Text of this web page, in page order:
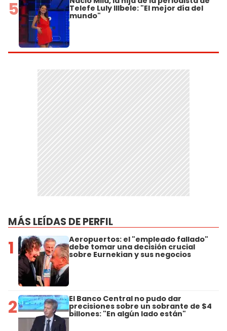
5 Telefe Luly Illbele: "El mejor día del
mundo"
MÁS LEÍDAS DE PERFIL
1 Aeropuertos: el "empleado fallado"
debe tomar una decisión crucial
sobre Eurnekian y sus negocios
2 El Banco Central no pudo dar
precisiones sobre un sobrante de $4
billones: "En algún lado están"